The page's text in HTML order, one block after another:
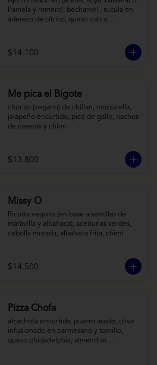
Pamela y romero), bechamel , rucula en
aderezo de cítrico, queso cabra,
$14.100
Me pica el Bigote
chorizo (vegano) de chillan, mozzarella,
jalapeño encurtido, pico de gallo, nachos
de caseros y chimi.
$13.800
Missy O
Ricotta vegano (en base a semillas de
maravilla y albahaca), aceitunas verdes,
cebolla morada, albahaca frita, chimi
$14.500
Pizza Chofa
alcachofa encurtida, puerro asado, oliva
infusionado en parmesano y tomillo,
queso phidadelphia, almendras